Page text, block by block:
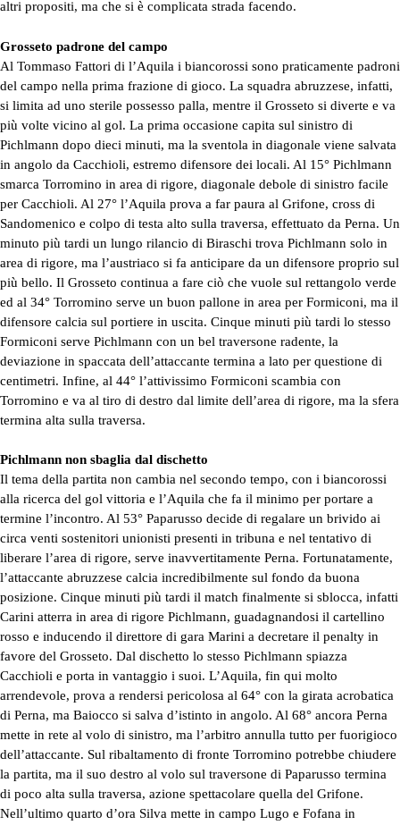
altri propositi, ma che si è complicata strada facendo.
Grosseto padrone del campo
Al Tommaso Fattori di l’Aquila i biancorossi sono praticamente padroni
del campo nella prima frazione di gioco. La squadra abruzzese, infatti,
si limita ad uno sterile possesso palla, mentre il Grosseto si diverte e va
più volte vicino al gol. La prima occasione capita sul sinistro di
Pichlmann dopo dieci minuti, ma la sventola in diagonale viene salvata
in angolo da Cacchioli, estremo difensore dei locali. Al 15° Pichlmann
smarca Torromino in area di rigore, diagonale debole di sinistro facile
per Cacchioli. Al 27° l’Aquila prova a far paura al Grifone, cross di
Sandomenico e colpo di testa alto sulla traversa, effettuato da Perna. Un
minuto più tardi un lungo rilancio di Biraschi trova Pichlmann solo in
area di rigore, ma l’austriaco si fa anticipare da un difensore proprio sul
più bello. Il Grosseto continua a fare ciò che vuole sul rettangolo verde
ed al 34° Torromino serve un buon pallone in area per Formiconi, ma il
difensore calcia sul portiere in uscita. Cinque minuti più tardi lo stesso
Formiconi serve Pichlmann con un bel traversone radente, la
deviazione in spaccata dell’attaccante termina a lato per questione di
centimetri. Infine, al 44° l’attivissimo Formiconi scambia con
Torromino e va al tiro di destro dal limite dell’area di rigore, ma la sfera
termina alta sulla traversa.
Pichlmann non sbaglia dal dischetto
Il tema della partita non cambia nel secondo tempo, con i biancorossi
alla ricerca del gol vittoria e l’Aquila che fa il minimo per portare a
termine l’incontro. Al 53° Paparusso decide di regalare un brivido ai
circa venti sostenitori unionisti presenti in tribuna e nel tentativo di
liberare l’area di rigore, serve inavvertitamente Perna. Fortunatamente,
l’attaccante abruzzese calcia incredibilmente sul fondo da buona
posizione. Cinque minuti più tardi il match finalmente si sblocca, infatti
Carini atterra in area di rigore Pichlmann, guadagnandosi il cartellino
rosso e inducendo il direttore di gara Marini a decretare il penalty in
favore del Grosseto. Dal dischetto lo stesso Pichlmann spiazza
Cacchioli e porta in vantaggio i suoi. L’Aquila, fin qui molto
arrendevole, prova a rendersi pericolosa al 64° con la girata acrobatica
di Perna, ma Baiocco si salva d’istinto in angolo. Al 68° ancora Perna
mette in rete al volo di sinistro, ma l’arbitro annulla tutto per fuorigioco
dell’attaccante. Sul ribaltamento di fronte Torromino potrebbe chiudere
la partita, ma il suo destro al volo sul traversone di Paparusso termina
di poco alta sulla traversa, azione spettacolare quella del Grifone.
Nell’ultimo quarto d’ora Silva mette in campo Lugo e Fofana in